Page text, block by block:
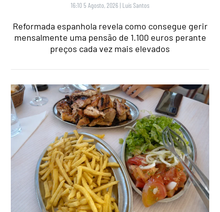
16:10 5 Agosto, 2026 | Luís Santos
Reformada espanhola revela como consegue gerir
mensalmente uma pensão de 1.100 euros perante
preços cada vez mais elevados